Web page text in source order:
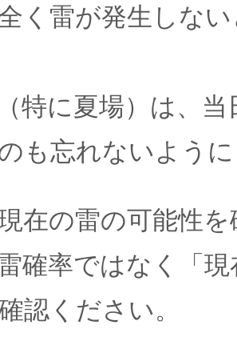
く雷が発生しな
特に夏場）は、
も忘れないよう
在の雷の可能性
確率ではなく「
認ください。